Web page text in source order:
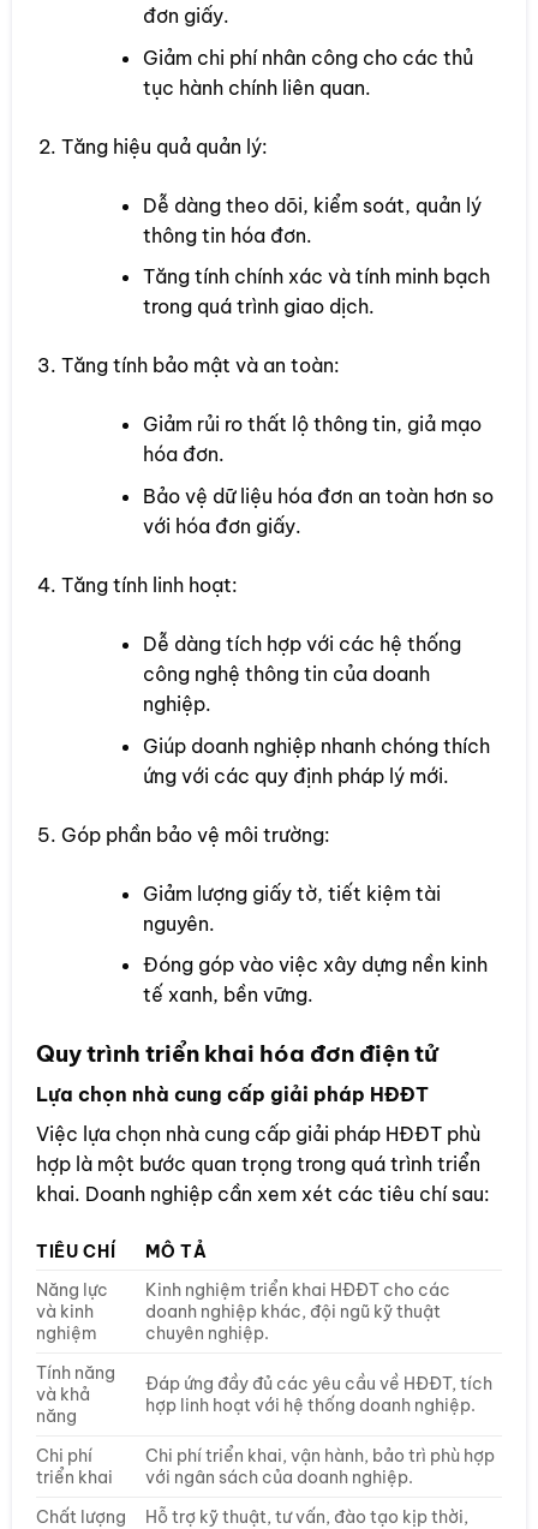
đơn giấy.
Giảm chi phí nhân công cho các thủ
tục hành chính liên quan.
Tăng hiệu quả quản lý:
Dễ dàng theo dõi, kiểm soát, quản lý
thông tin hóa đơn.
Tăng tính chính xác và tính minh bạch
trong quá trình giao dịch.
Tăng tính bảo mật và an toàn:
Giảm rủi ro thất lộ thông tin, giả mạo
hóa đơn.
Bảo vệ dữ liệu hóa đơn an toàn hơn so
với hóa đơn giấy.
Tăng tính linh hoạt:
Dễ dàng tích hợp với các hệ thống
công nghệ thông tin của doanh
nghiệp.
Giúp doanh nghiệp nhanh chóng thích
ứng với các quy định pháp lý mới.
Góp phần bảo vệ môi trường:
Giảm lượng giấy tờ, tiết kiệm tài
nguyên.
Đóng góp vào việc xây dựng nền kinh
tế xanh, bền vững.
Quy trình triển khai hóa đơn điện tử
Lựa chọn nhà cung cấp giải pháp HĐĐT
Việc lựa chọn nhà cung cấp giải pháp HĐĐT phù
hợp là một bước quan trọng trong quá trình triển
khai. Doanh nghiệp cần xem xét các tiêu chí sau:
TIÊU CHÍ
MÔ TẢ
Năng lực
và kinh
nghiệm
Kinh nghiệm triển khai HĐĐT cho các
doanh nghiệp khác, đội ngũ kỹ thuật
chuyên nghiệp.
Tính năng
và khả
năng
Đáp ứng đầy đủ các yêu cầu về HĐĐT, tích
hợp linh hoạt với hệ thống doanh nghiệp.
Chi phí
triển khai
Chi phí triển khai, vận hành, bảo trì phù hợp
với ngân sách của doanh nghiệp.
Chất lượng
Hỗ trợ kỹ thuật, tư vấn, đào tạo kịp thời,